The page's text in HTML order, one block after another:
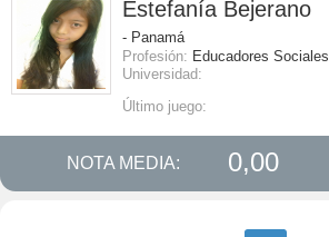
Estefanía Bejerano
- Panamá
Profesión: Educadores Sociales
Universidad:
Último juego:
NOTA MEDIA: 0,00